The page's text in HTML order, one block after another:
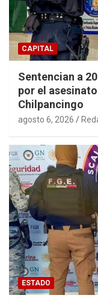
CAPITAL
Sentencian a
por el
Chilpancingo
agosto 6, 2026
ESTADO